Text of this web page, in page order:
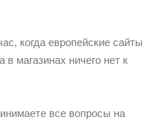
когда европейские сайты
в магазинах ничего нет к
все вопросы на